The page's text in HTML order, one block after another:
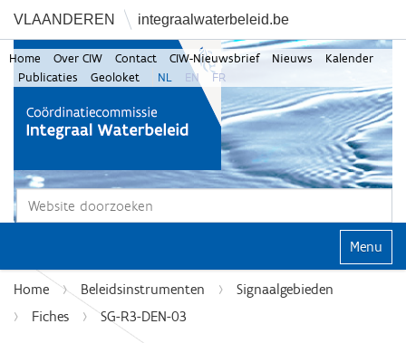
VLAANDEREN integraalwaterbeleid.be
Zoek
Home Over CIW Contact CIW-Nieuwsbrief Nieuws
Kalender
Publicaties
Geoloket NL EN FR
Klap
Home Beleidsinstrumenten
Signaalgebieden
Fiches
SG-R3-DEN-03